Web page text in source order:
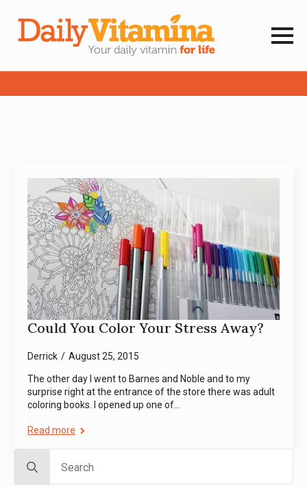
Could You Color Your Stress Away?
Derrick August 25, 2015
The other day I went to Barnes and Noble and to my
surprise right at the entrance of the store there was adult
coloring books. I opened up one of…
Read more
for: